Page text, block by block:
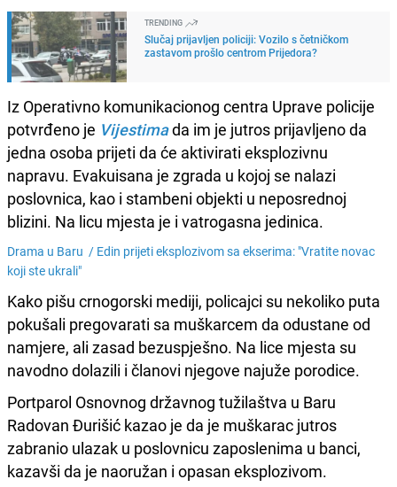
TRENDING
Slučaj prijavljen policiji: Vozilo s četničkom
zastavom prošlo centrom Prijedora?
Iz Operativno komunikacionog centra Uprave policije
potvrđeno je Vijestimada im je jutros prijavljeno da
jedna osoba prijeti da će aktivirati eksplozivnu
napravu. Evakuisana je zgrada u kojoj se nalazi
poslovnica, kao i stambeni objekti u neposrednoj
blizini. Na licu mjesta je i vatrogasna jedinica.
Drama u Baru / Edin prijeti eksplozivom sa ekserima: "Vratite novac
koji ste ukrali"
Kako pišu crnogorski mediji, policajci su nekoliko puta
pokušali pregovarati sa muškarcem da odustane od
namjere, ali zasad bezuspješno. Na lice mjesta su
navodno dolazili i članovi njegove najuže porodice.
Portparol Osnovnog državnog tužilaštva u Baru
Radovan Đurišić kazao je da je muškarac jutros
zabranio ulazak u poslovnicu zaposlenima u banci,
kazavši da je naoružan i opasan eksplozivom.